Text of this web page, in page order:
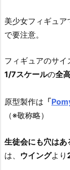
美少女フィギュア
で要注意。
フィギュアのサイ
1/7スケールの全
原型製作は 「
（※敬称略）
生徒会にも穴は
は、 ウイングより